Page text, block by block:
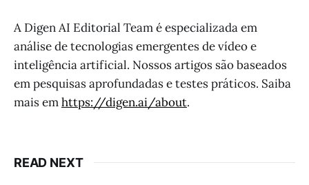
A Digen AI Editorial Team é especializada em
análise de tecnologias emergentes de vídeo e
inteligência artificial. Nossos artigos são baseados
em pesquisas aprofundadas e testes práticos. Saiba
mais emhttps://digen.ai/about.
READ NEXT